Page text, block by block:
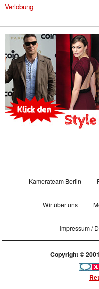
Verlobung
Kamerateam Berlin
Wir über uns
Impressum /
Copyright ©